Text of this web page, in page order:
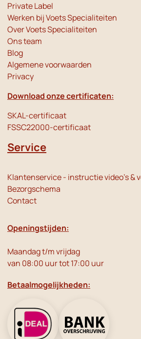
Private Label
Werken bij Voets Specialiteiten
Over Voets Specialiteiten
Ons team
Blog
Algemene voorwaarden
Privacy
Download onze certificaten:
SKAL-certificaat
FSSC22000-certificaat
Service
Klantenservice - instructie video's &
Bezorgschema
Contact
Openingstijden:
Maandag t/m vrijdag
van 08:00 uur tot 17:00 uur
Betaalmogelijkheden: